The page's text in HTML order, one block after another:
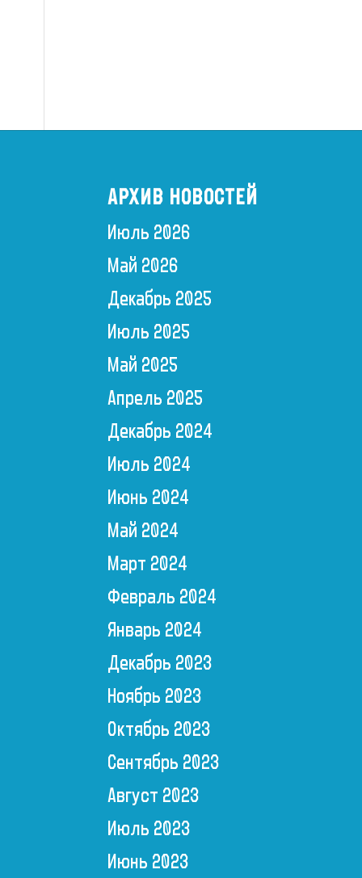
АРХИВ НОВОСТЕЙ
Июль 2026
Май 2026
Декабрь 2025
Июль 2025
Май 2025
Апрель 2025
Декабрь 2024
Июль 2024
Июнь 2024
Май 2024
Март 2024
Февраль 2024
Январь 2024
Декабрь 2023
Ноябрь 2023
Октябрь 2023
Сентябрь 2023
Август 2023
Июль 2023
Июнь 2023